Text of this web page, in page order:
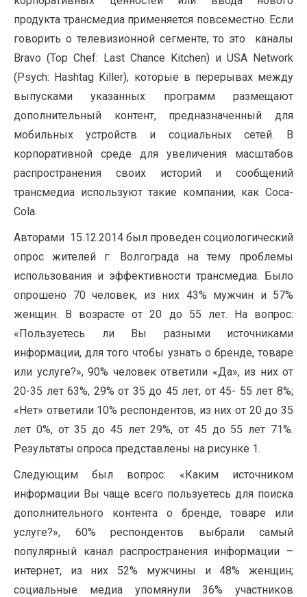
продукта трансмедиа применяется повсеместно. Если
говорить о телевизионной сегменте, то это каналы
Bravo (Top Chef: Last Chance Kitchen) и USA Network
(Psych: Hashtag Killer), которые в перерывах между
выпусками указанных программ размещают
дополнительный контент, предназначенный для
мобильных устройств и социальных сетей. В
корпоративной среде для увеличения масштабов
распространения своих историй и сообщений
трансмедиа используют такие компании, как Coca-
Cola.
Авторами 15.12.2014 был проведен социологический
опрос жителей г. Волгограда на тему проблемы
использования и эффективности трансмедиа. Было
опрошено 70 человек, из них 43% мужчин и 57%
женщин. В возрасте от 20 до 55 лет. На вопрос:
«Пользуетесь ли Вы разными источниками
информации, для того чтобы узнать о бренде, товаре
или услуге?», 90% человек ответили «Да», из них от
20-35 лет 63%, 29% от 35 до 45 лет, от 45- 55 лет 8%;
«Нет» ответили 10% респондентов, из них от 20 до 35
лет 0%, от 35 до 45 лет 29%, от 45 до 55 лет 71%.
Результаты опроса представлены на рисунке 1.
Следующим был вопрос: «Каким источником
информации Вы чаще всего пользуетесь для поиска
дополнительного контента о бренде, товаре или
услуге?», 60% респондентов выбрали самый
популярный канал распространения информации –
интернет, из них 52% мужчины и 48% женщин;
социальные медиа упомянули 36% участников